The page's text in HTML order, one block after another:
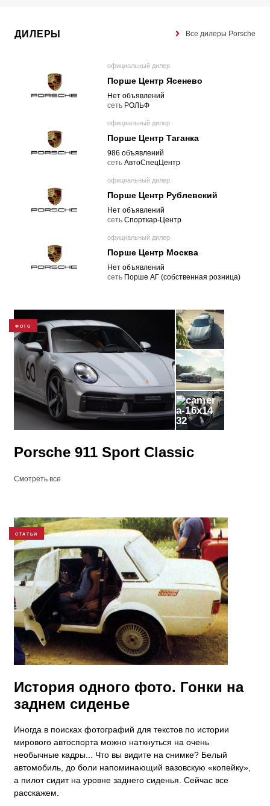
ДИЛЕРЫ Все дилеры Porsche
официальный дилер
Порше Центр Ясенево
Нет объявлений
cеть РОЛЬФ
официальный дилер
Порше Центр Таганка
986 объявлений
cеть АвтоСпецЦентр
официальный дилер
Порше Центр Рублевский
Нет объявлений
cеть Спорткар-Центр
официальный дилер
Порше Центр Москва
Нет объявлений
cеть Порше АГ (собственная розница)
ФОТО
32
Porsche 911 Sport Classic
Смотреть все
СТАТЬИ
История одного фото. Гонки на
заднем сиденье
​Иногда в поисках фотографий для текстов по истории
мирового автоспорта можно наткнуться на очень
необычные кадры... Что вы видите на снимке? Белый
автомобиль, до боли напоминающий вазовскую «копейку»,
а пилот сидит на уровне заднего сиденья. Сейчас все
расскажем.